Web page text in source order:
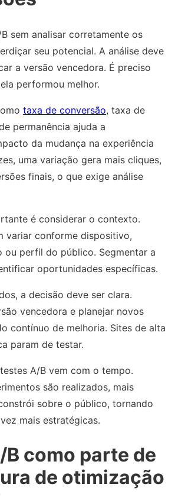
sem analisar corretamente os
seu potencial. A análise deve
a versão vencedora. É preciso
performou melhor.
taxa de conversão, taxa de
permanência ajuda a
da mudança na experiência
uma variação gera mais cliques,
finais, o que exige análise
é considerar o contexto.
variar conforme dispositivo,
ou perfil do público. Segmentar a
oportunidades específicas.
a decisão deve ser clara.
vencedora e planejar novos
contínuo de melhoria. Sites de alta
param de testar.
A/B vem com o tempo.
são realizados, mais
sobre o público, tornando
mais estratégicas.
B como parte de
de otimização